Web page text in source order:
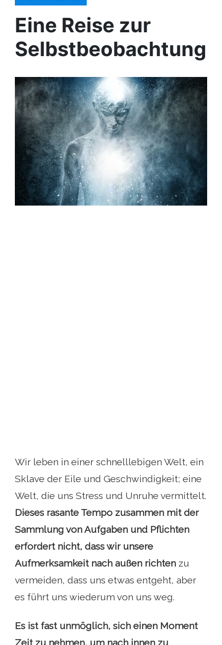
Eine Reise zur
Selbstbeobachtung
Wir leben in einer schnelllebigen Welt, ein
Sklave der Eile und Geschwindigkeit; eine
Welt, die uns Stress und Unruhe vermittelt.
Dieses rasante Tempo zusammen mit der
Sammlung von Aufgaben und Pflichten
erfordert nicht, dass wir unsere
Aufmerksamkeit nach außen richten zu
vermeiden, dass uns etwas entgeht, aber
es führt uns wiederum von uns weg.
Es ist fast unmöglich, sich einen Moment
Zeit zu nehmen, um nach innen zu